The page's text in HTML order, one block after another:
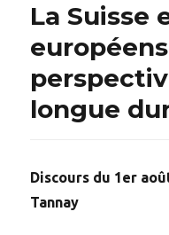
La Suisse
longue
Discours du 1er
Tannay